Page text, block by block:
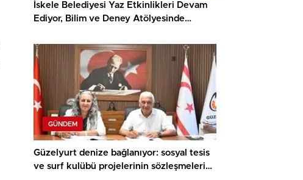
İskele Belediyesi Yaz Etkinlikleri Devam
Ediyor, Bilim ve Deney Atölyesinde
GÜNDEM
Güzelyurt denize bağlanıyor: sosyal tesis
ve surf kulübü projelerinin sözleşmeleri